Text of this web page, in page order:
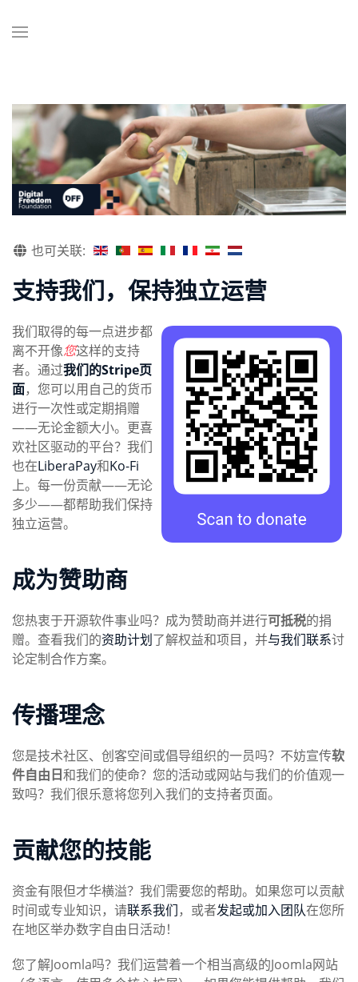
也可关联:
支持我们，保持独立运营
我们取得的每一点进步都
离不开像您这样的支持
者。通过我们的Stripe页
面，您可以用自己的货币
进行一次性或定期捐赠
——无论金额大小。更喜
欢社区驱动的平台？我们
也在LiberaPay和Ko-Fi
上。每一份贡献——无论
多少——都帮助我们保持
独立运营。
成为赞助商
您热衷于开源软件事业吗？成为赞助商并进行可抵税的捐
赠。查看我们的资助计划了解权益和项目，并与我们联系讨
论定制合作方案。
传播理念
您是技术社区、创客空间或倡导组织的一员吗？不妨宣传软
件自由日和我们的使命？您的活动或网站与我们的价值观一
致吗？我们很乐意将您列入我们的支持者页面。
贡献您的技能
资金有限但才华横溢？我们需要您的帮助。如果您可以贡献
时间或专业知识，请联系我们，或者发起或加入团队在您所
在地区举办数字自由日活动！
您了解Joomla吗？我们运营着一个相当高级的Joomla网站